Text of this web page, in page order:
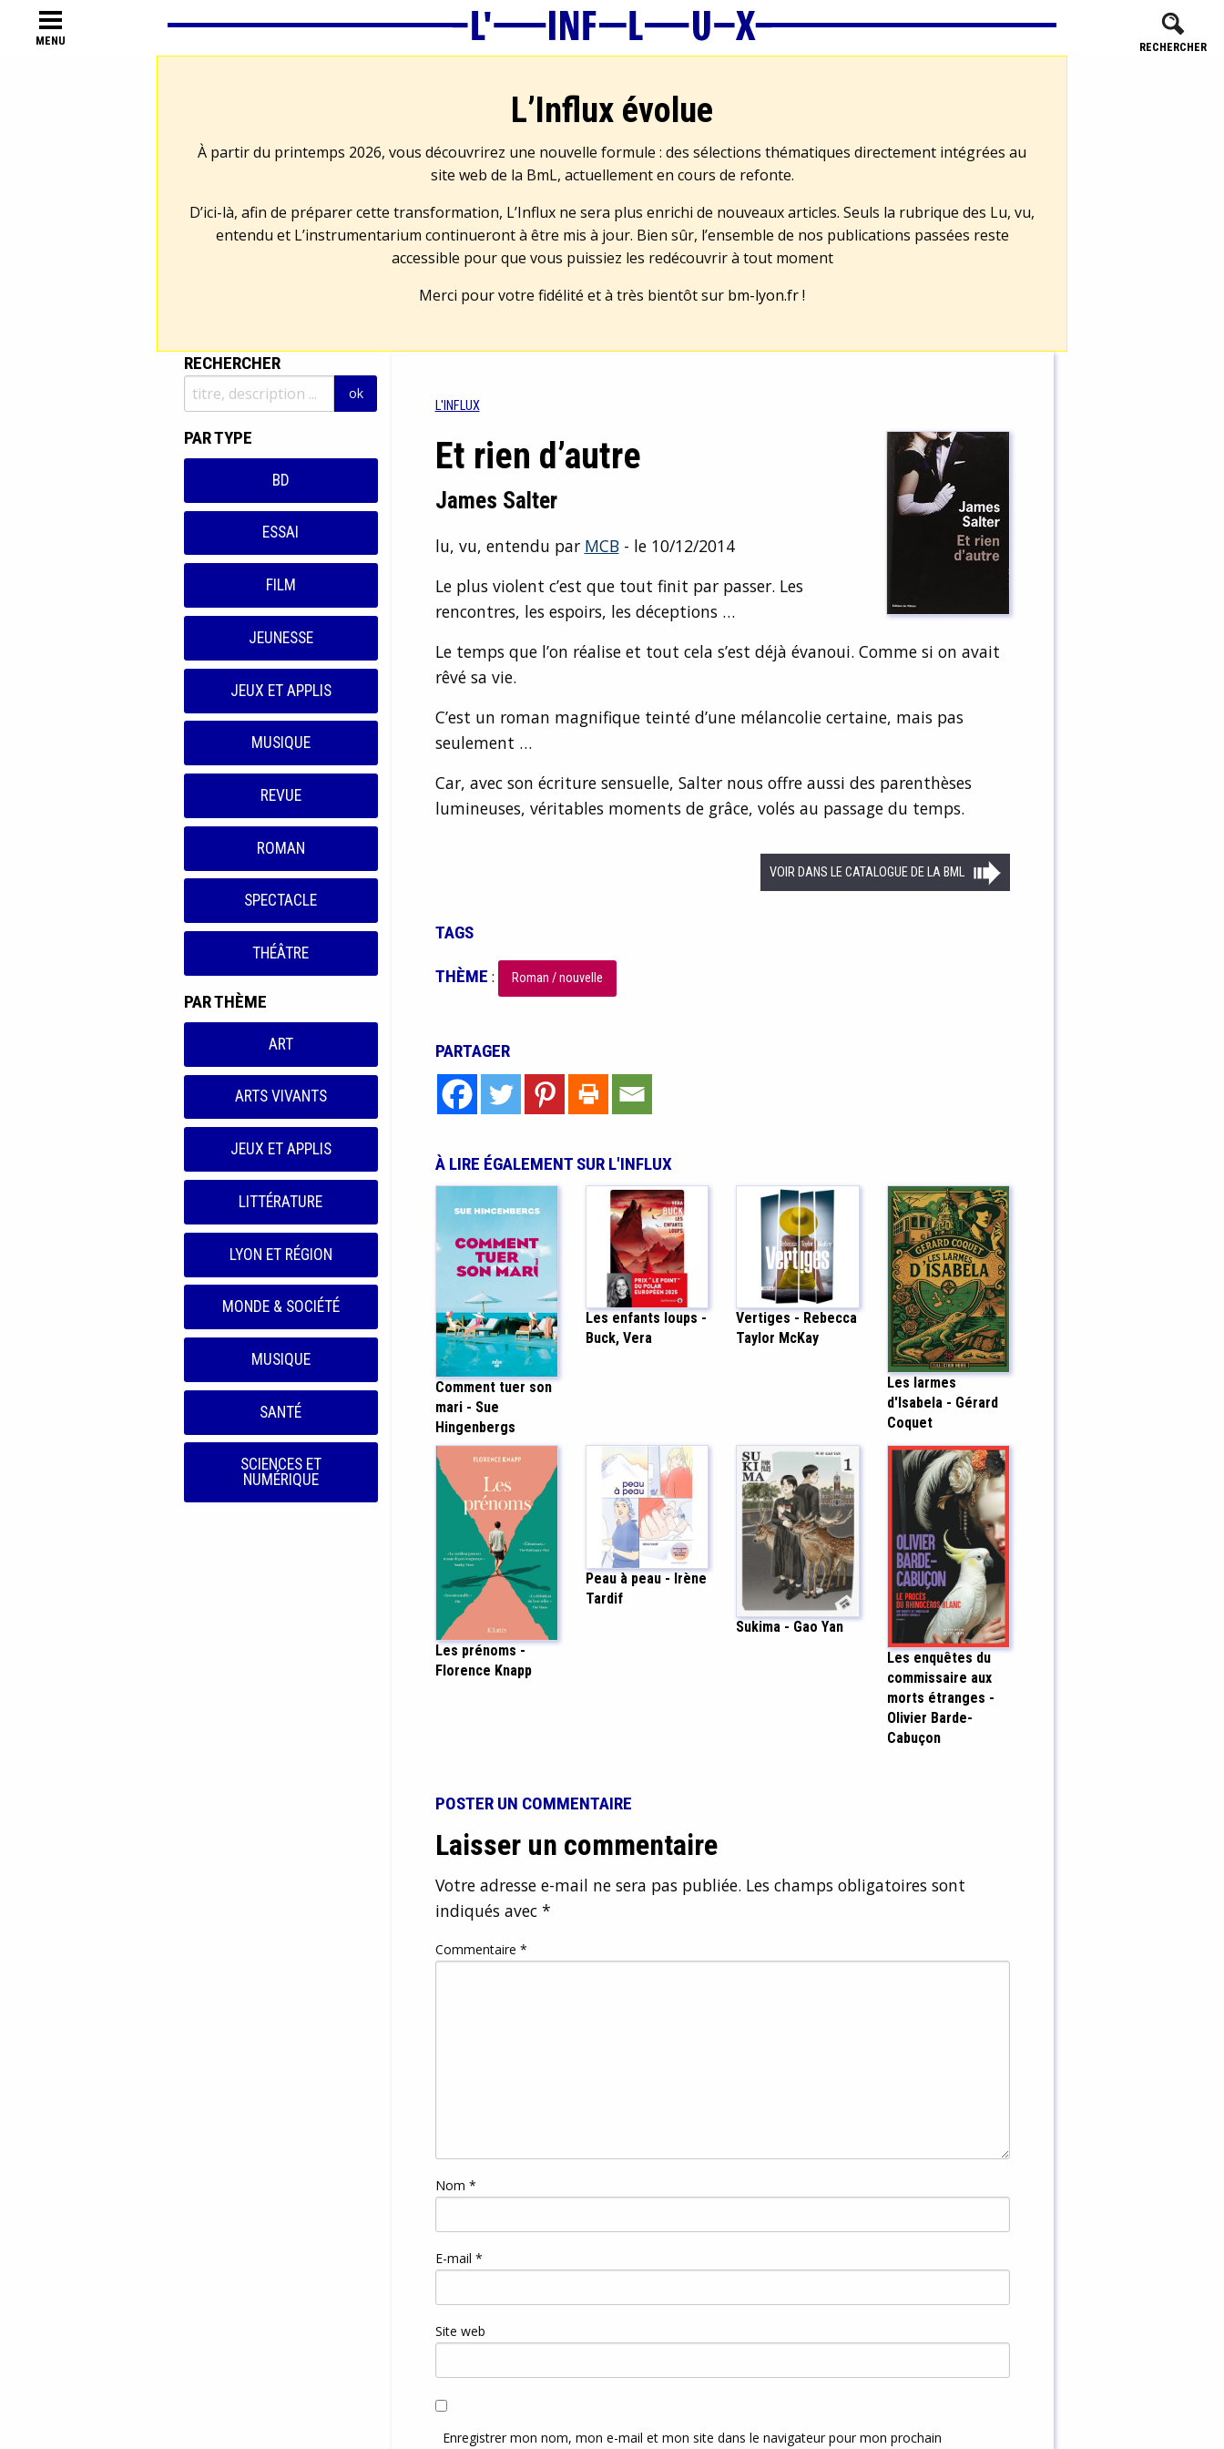
MENU RECHERCHER
L’Influx évolue
À partir du printemps 2026, vous découvrirez une nouvelle formule : des sélections thématiques directement intégrées au
site web de la BmL, actuellement en cours de refonte.
D’ici-là, afin de préparer cette transformation, L’Influx ne sera plus enrichi de nouveaux articles. Seuls la rubrique des Lu, vu,
entendu et L’instrumentarium continueront à être mis à jour. Bien sûr, l’ensemble de nos publications passées reste
accessible pour que vous puissiez les redécouvrir à tout moment
Merci pour votre fidélité et à très bientôt sur bm-lyon.fr!
RECHERCHER
PAR TYPE
BD
ESSAI
FILM
JEUNESSE
JEUX ET APPLIS
MUSIQUE
REVUE
ROMAN
SPECTACLE
THÉÂTRE
PAR THÈME
ART
ARTS VIVANTS
JEUX ET APPLIS
LITTÉRATURE
LYON ET RÉGION
MONDE & SOCIÉTÉ
MUSIQUE
SANTÉ
SCIENCES ET
NUMÉRIQUE
L'INFLUX
Et rien d’autre
James Salter
lu, vu, entendu par MCB- le 10/12/2014
Le plus violent c’est que tout finit par passer. Les
rencontres, les espoirs, les déceptions …
Le temps que l’on réalise et tout cela s’est déjà évanoui. Comme si on avait
rêvé sa vie.
C’est un roman magnifique teinté d’une mélancolie certaine, mais pas
seulement …
Car, avec son écriture sensuelle, Salter nous offre aussi des parenthèses
lumineuses, véritables moments de grâce, volés au passage du temps.
VOIR DANS LE CATALOGUE DE LA BML
TAGS
THÈME : Roman / nouvelle
PARTAGER
À LIRE ÉGALEMENT SUR L'INFLUX
Comment tuer son
mari - Sue
Hingenbergs
Les enfants loups -
Buck, Vera
Vertiges - Rebecca
Taylor McKay
Les larmes
d'Isabela - Gérard
Coquet
Les prénoms -
Florence Knapp
Peau à peau - Irène
Tardif
Sukima - Gao Yan
Les enquêtes du
commissaire aux
morts étranges -
Olivier Barde-
Cabuçon
POSTER UN COMMENTAIRE
Laisser un commentaire
Votre adresse e-mail ne sera pas publiée. Les champs obligatoires sont
indiqués avec *
Commentaire *
Nom *
E-mail *
Site web
Enregistrer mon nom, mon e-mail et mon site dans le navigateur pour mon prochain